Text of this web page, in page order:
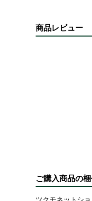
商品レビュー
ご購入商品の